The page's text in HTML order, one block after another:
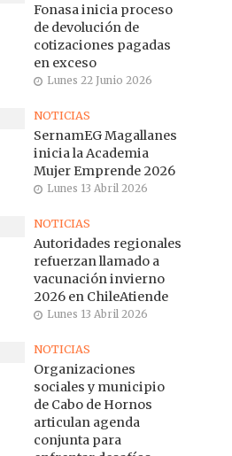
Fonasa inicia proceso
de devolución de
cotizaciones pagadas
en exceso
Lunes 22 Junio 2026
NOTICIAS
SernamEG Magallanes
inicia la Academia
Mujer Emprende 2026
Lunes 13 Abril 2026
NOTICIAS
Autoridades regionales
refuerzan llamado a
vacunación invierno
2026 en ChileAtiende
Lunes 13 Abril 2026
NOTICIAS
Organizaciones
sociales y municipio
de Cabo de Hornos
articulan agenda
conjunta para